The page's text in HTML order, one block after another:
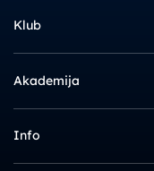
Klub
Akademija
Info